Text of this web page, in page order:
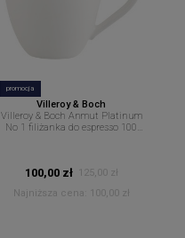
promocja
Villeroy & Boch
Villeroy & Boch Anmut Platinum
No 1 filiżanka do espresso 100
100,00 zł
125,00 zł
Najniższa cena:
100,00 zł